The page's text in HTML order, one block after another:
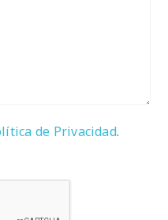
de Privacidad.